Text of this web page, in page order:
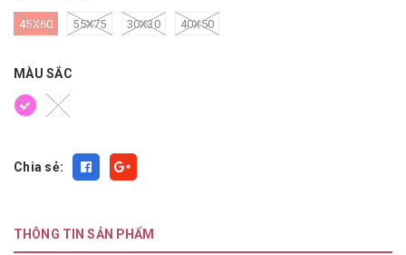
45X60 55X75 30X30 40X50
MÀU SẮC
Chia sẻ:
THÔNG TIN SẢN PHẨM